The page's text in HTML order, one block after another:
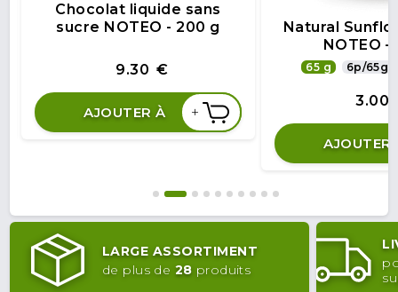
Chocolat liquide sans
sucre NOTEO - 200 g
9.30 €
AJOUTER À +
Natural
NOTEO -
65 g 6p/65g
3.00
AJOUTER
LARGE ASSORTIMENT
de plus de 28 produits